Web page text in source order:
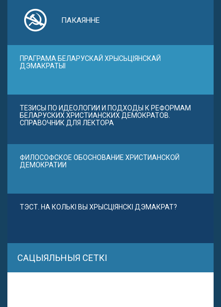
ПАКАЯННЕ
ПРАГРАМА БЕЛАРУСКАЙ ХРЫСЬЦІЯНСКАЙ
ДЭМАКРАТЫІ
ТЕЗИСЫ ПО ИДЕОЛОГИИ И ПОДХОДЫ К РЕФОРМАМ
БЕЛАРУСКИХ ХРИСТИАНСКИХ ДЕМОКРАТОВ.
СПРАВОЧНИК ДЛЯ ЛЕКТОРА
ФИЛОСОФСКОЕ ОБОСНОВАНИЕ ХРИСТИАНСКОЙ
ДЕМОКРАТИИ
ТЭСТ. НА КОЛЬКІ ВЫ ХРЫСЦІЯНСКІ ДЭМАКРАТ?
САЦЫЯЛЬНЫЯ СЕТКІ